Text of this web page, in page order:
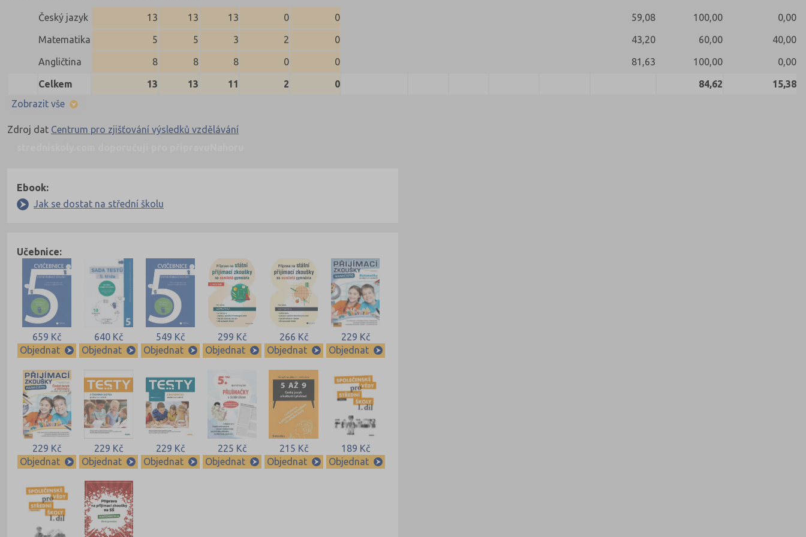
Český jazyk 13 13 13 0 0 59,08 100,00 0,00
Matematika 5 5 3 2 0 43,20 60,00 40,00
Angličtina 8 8 8 0 0 81,63 100,00 0,00
Celkem 13 13 11 2 0 84,62
15,38
Zobrazit vše
Zdroj dat Centrum pro zjišťování výsledků vzdělávání
Ebook:
Jak se dostat na střední školu
Učebnice:
659 Kč
Objednat
640 Kč
Objednat
549 Kč
Objednat
299 Kč
Objednat
266 Kč
Objednat
229 Kč
Objednat
229 Kč
Objednat
229 Kč
Objednat
229 Kč
Objednat
225 Kč
Objednat
215 Kč
Objednat
189 Kč
Objednat